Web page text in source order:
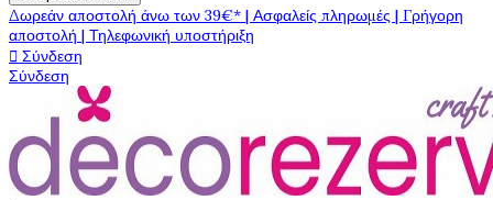
Δωρεάν αποστολή άνω των 39€* | Ασφαλείς πληρωμές | Γρήγορη
αποστολή | Τηλεφωνική υποστήριξη
 Σύνδεση
Σύνδεση